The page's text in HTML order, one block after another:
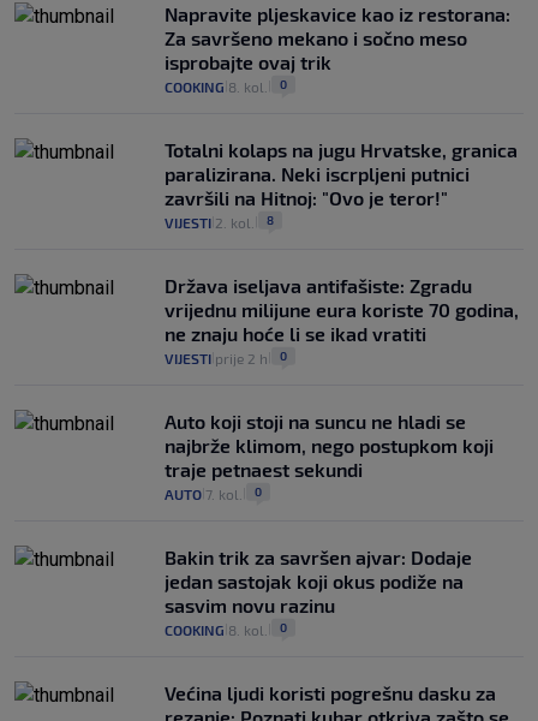
Napravite pljeskavice kao iz restorana:
Za savršeno mekano i sočno meso
isprobajte ovaj trik
COOKING 8. kol. 0
Totalni kolaps na jugu Hrvatske, granica
paralizirana. Neki iscrpljeni putnici
završili na Hitnoj: "Ovo je teror!"
VIJESTI 2. kol. 8
Država iseljava antifašiste: Zgradu
vrijednu milijune eura koriste 70 godina,
ne znaju hoće li se ikad vratiti
VIJESTI prije 2 h 0
Auto koji stoji na suncu ne hladi se
najbrže klimom, nego postupkom koji
traje petnaest sekundi
AUTO 7. kol. 0
Bakin trik za savršen ajvar: Dodaje
jedan sastojak koji okus podiže na
sasvim novu razinu
COOKING 8. kol. 0
Većina ljudi koristi pogrešnu dasku za
rezanje: Poznati kuhar otkriva zašto se